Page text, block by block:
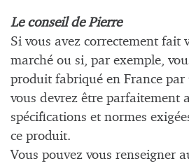
Le conseil de Pierre
Si vous avez correctement fait
marché ou si, par exemple,
produit fabriqué en France
vous devrez être parfaitement
spécifications et normes
ce produit.
Vous pouvez vous renseigner